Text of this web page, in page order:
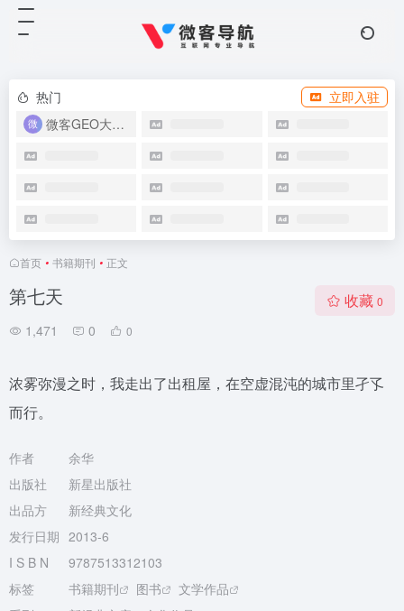
热门
立即入驻
微客GEO大模型优化系统
首页 • 书籍期刊 • 正文
第七天
1,471 0 0
收藏 0
浓雾弥漫之时，我走出了出租屋，在空虚混沌的城市里孑孓
而行。
作者
余华
出版社
新星出版社
出品方
新经典文化
发行日期 2013-6
I S B N
9787513312103
标签
书籍期刊 图书
文学作品